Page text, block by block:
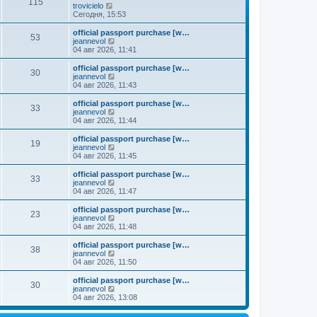
у
с
о
б
щ
е
н
и
н
е
с
о
щ
е
о
с
л
д
н
е
у
с
о
б
щ
е
н
и
115
trovicielo
е
р
е
й
т
и
п
о
с
е
д
н
е
м
у
с
о
о
б
щ
е
н
и
ю
Сегодня, 15:53
53
official passport purchase [w…
jeannevol
е
р
е
й
т
п
о
с
е
н
е
м
с
о
о
щ
е
н
ю
04 авг 2026, 11:41
30
official passport purchase [w…
jeannevol
е
р
е
й
т
п
о
с
е
н
е
м
с
о
о
щ
е
н
ю
04 авг 2026, 11:43
33
official passport purchase [w…
jeannevol
е
р
е
й
т
п
о
с
е
н
е
м
с
о
о
щ
е
н
04 авг 2026, 11:44
19
official passport purchase [w…
jeannevol
е
р
е
й
т
п
о
с
е
н
е
м
с
о
04 авг 2026, 11:45
33
official passport purchase [w…
jeannevol
е
р
е
й
т
п
о
с
е
н
е
04 авг 2026, 11:47
23
official passport purchase [w…
jeannevol
е
р
е
й
т
п
о
с
л
04 авг 2026, 11:48
38
official passport purchase [w…
jeannevol
е
р
е
й
т
к
04 авг 2026, 11:50
30
official passport purchase [w…
jeannevol
е
р
е
04 авг 2026, 13:08